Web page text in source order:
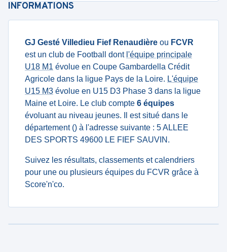
INFORMATIONS
GJ Gesté Villedieu Fief Renaudière ou FCVR
est un club de Football dont l'équipe principale
U18 M1 évolue en Coupe Gambardella Crédit
Agricole dans la ligue Pays de la Loire. L'équipe
U15 M3 évolue en U15 D3 Phase 3 dans la ligue
Maine et Loire. Le club compte 6 équipes
évoluant au niveau jeunes. Il est situé dans le
département () à l'adresse suivante : 5 ALLEE
DES SPORTS 49600 LE FIEF SAUVIN.
Suivez les résultats, classements et calendriers
pour une ou plusieurs équipes du FCVR grâce à
Score'n'co.